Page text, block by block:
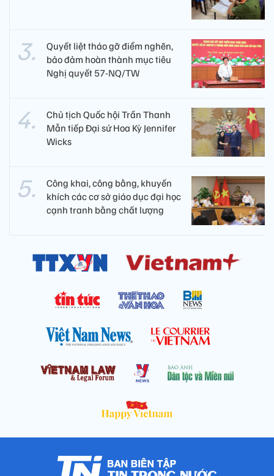
Quyết liệt tháo gỡ điểm nghẽn,
bảo đảm hoàn thành mục tiêu
Nghị quyết 57-NQ/TW
Chủ tịch Quốc hội Trần Thanh
Mẫn tiếp Đại sứ Hoa Kỳ Jennifer
Wicks
Công khai, công bằng, khuyến
khích các cơ sở giáo dục đại học
cạnh tranh bằng chất lượng​